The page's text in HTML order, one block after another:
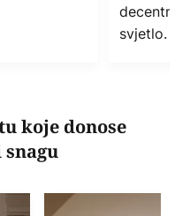
svjetlo.
koje donose